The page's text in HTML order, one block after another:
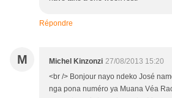
Répondre
M Michel Kinzonzi 27/08/2013 15:20
<br /> Bonjour nayo ndeko José
nga pona numéro ya Muana Véa